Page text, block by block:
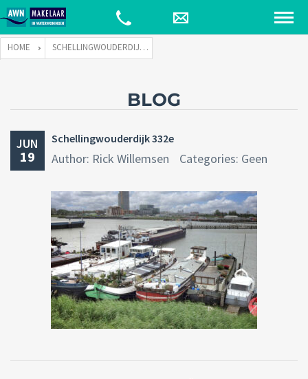
HOME SCHELLINGWOUDERDIJK 332E
BLOG
JUN
19
Schellingwouderdijk 332e
Author: Rick Willemsen Categories: Geen